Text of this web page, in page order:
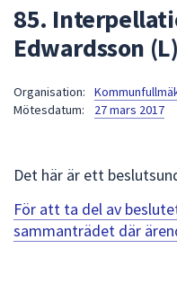
85.
Edwardsson
Organisation:
Mötesdatum:
27 mars 2017
Det här är ett
För att ta del av
sammanträdet där